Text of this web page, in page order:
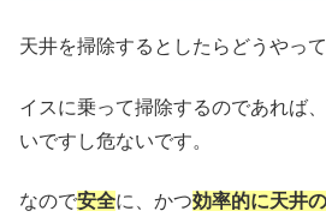
天井を掃除するとしたらどうやっ
イスに乗って掃除するのであれば
いですし危ないです。
なので安全に、かつ効率的に天井